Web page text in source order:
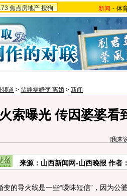
焦点房地产 搜狗 新闻 - 体
频道 > 贾静雯婚变 离婚 > 新闻
索曝光 传因婆婆看
[我来
来源：山西新闻网-山西晚报 作者
变的导火线是一些“暧昧短信”，因为公